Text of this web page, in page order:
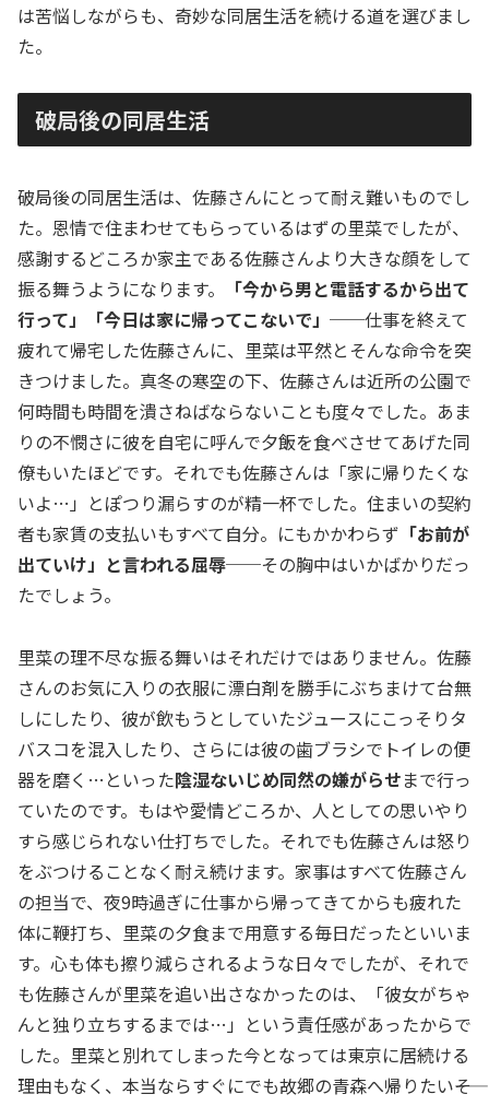
は苦悩しながらも、奇妙な同居生活を続ける道を選びまし
た。
破局後の同居生活
破局後の同居生活は、佐藤さんにとって耐え難いものでし
た。恩情で住まわせてもらっているはずの里菜でしたが、
感謝するどころか家主である佐藤さんより大きな顔をして
振る舞うようになります。
「今から男と電話するから出て
行って」「今日は家に帰ってこないで」 ──仕事を終えて
疲れて帰宅した佐藤さんに、里菜は平然とそんな命令を突
きつけました。真冬の寒空の下、佐藤さんは近所の公園で
何時間も時間を潰さねばならないことも度々でした。あま
りの不憫さに彼を自宅に呼んで夕飯を食べさせてあげた同
僚もいたほどです。それでも佐藤さんは「家に帰りたくな
いよ…」とぽつり漏らすのが精一杯でした。住まいの契約
者も家賃の支払いもすべて自分。にもかかわらず 「お前が
出ていけ」と言われる屈辱──その胸中はいかばかりだっ
たでしょう。
里菜の理不尽な振る舞いはそれだけではありません。佐藤
さんのお気に入りの衣服に漂白剤を勝手にぶちまけて台無
しにしたり、彼が飲もうとしていたジュースにこっそりタ
バスコを混入したり、さらには彼の歯ブラシでトイレの便
器を磨く…といった陰湿ないじめ同然の嫌がらせまで行っ
ていたのです。もはや愛情どころか、人としての思いやり
すら感じられない仕打ちでした。それでも佐藤さんは怒り
をぶつけることなく耐え続けます。家事はすべて佐藤さん
の担当で、夜9時過ぎに仕事から帰ってきてからも疲れた
体に鞭打ち、里菜の夕食まで用意する毎日だったといいま
す。心も体も擦り減らされるような日々でしたが、それで
も佐藤さんが里菜を追い出さなかったのは、「彼女がちゃ
んと独り立ちするまでは…」という責任感があったからで
した。里菜と別れてしまった今となっては東京に居続ける
理由もなく、本当ならすぐにでも故郷の青森へ帰りたい――そ